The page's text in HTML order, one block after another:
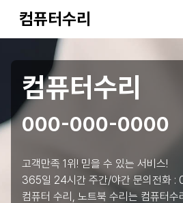
컴퓨터수리
컴퓨터수리
000-000-0000
고객만족 1위! 믿을 수 있는 서비스!
365일 24시간 주간/야간 문의전화 :
컴퓨터 수리, 노트북 수리는 컴퓨터수